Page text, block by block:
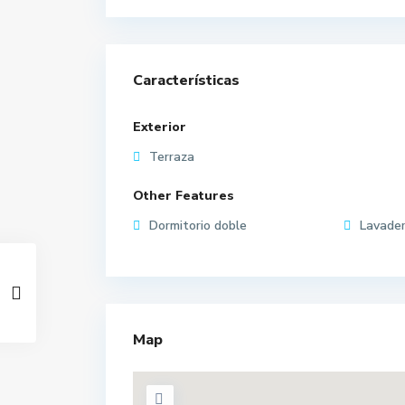
Características
Exterior
Terraza
Other Features
Dormitorio doble
Map